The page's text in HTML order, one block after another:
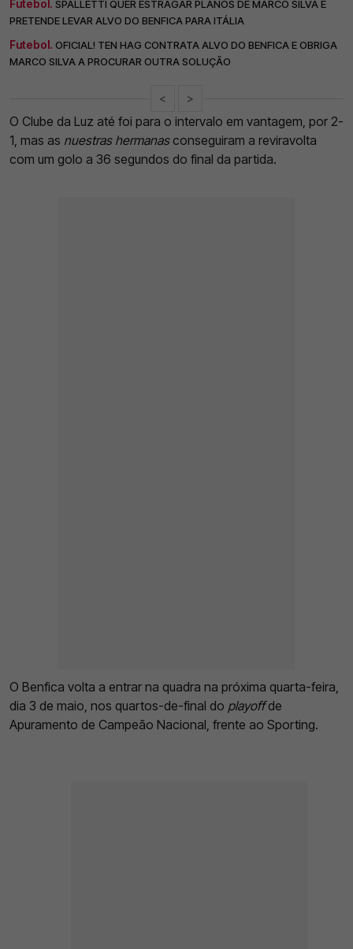
Futebol. SPALLETTI QUER ESTRAGAR PLANOS DE MARCO SILVA E
PRETENDE LEVAR ALVO DO BENFICA PARA ITÁLIA
Futebol. OFICIAL! TEN HAG CONTRATA ALVO DO BENFICA E OBRIGA
MARCO SILVA A PROCURAR OUTRA SOLUÇÃO
< >
O Clube da Luz até foi para o intervalo em vantagem, por 2-
1, mas as nuestras hermanasconseguiram a reviravolta
com um golo a 36 segundos do final da partida.
O Benfica volta a entrar na quadra na próxima quarta-feira,
dia 3 de maio, nos quartos-de-final do playoffde
Apuramento de Campeão Nacional, frente ao Sporting.